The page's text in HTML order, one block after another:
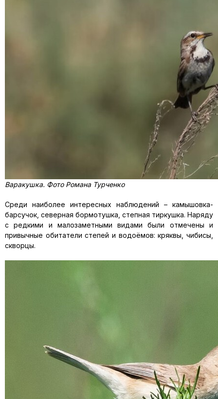
Варакушка. Фото Романа Турченко
Среди наиболее интересных наблюдений – камышовка-
барсучок, северная бормотушка, степная тиркушка. Наряду
с редкими и малозаметными видами были отмечены и
привычные обитатели степей и водоёмов: кряквы, чибисы,
скворцы.